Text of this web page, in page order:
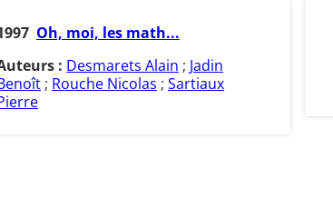
Oh, moi, les math...
: Desmarets Alain ; Jadin
; Rouche Nicolas ; Sartiaux